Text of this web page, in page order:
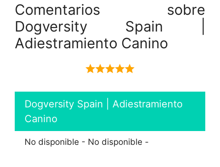
Comentarios sobre
Dogversity Spain |
Adiestramiento Canino
Dogversity Spain | Adiestramiento
Canino
No disponible - No disponible -